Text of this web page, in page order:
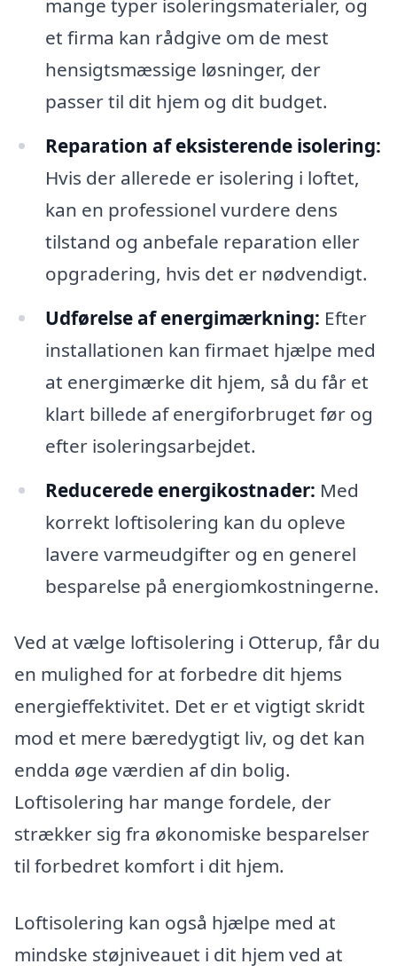
mange typer isoleringsmaterialer, og
et firma kan rådgive om de mest
hensigtsmæssige løsninger, der
passer til dit hjem og dit budget.
Reparation af eksisterende isolering:
Hvis der allerede er isolering i loftet,
kan en professionel vurdere dens
tilstand og anbefale reparation eller
opgradering, hvis det er nødvendigt.
Udførelse af energimærkning: Efter
installationen kan firmaet hjælpe med
at energimærke dit hjem, så du får et
klart billede af energiforbruget før og
efter isoleringsarbejdet.
Reducerede energikostnader: Med
korrekt loftisolering kan du opleve
lavere varmeudgifter og en generel
besparelse på energiomkostningerne.
Ved at vælge loftisolering i Otterup, får du
en mulighed for at forbedre dit hjems
energieffektivitet. Det er et vigtigt skridt
mod et mere bæredygtigt liv, og det kan
endda øge værdien af din bolig.
Loftisolering har mange fordele, der
strækker sig fra økonomiske besparelser
til forbedret komfort i dit hjem.
Loftisolering kan også hjælpe med at
mindske støjniveauet i dit hjem ved at